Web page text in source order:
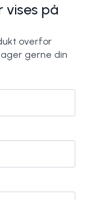
vises på
overfor
gerne din